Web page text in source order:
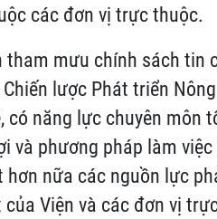
các đơn vị trực thuộc.
mưu chính sách tin
lược Phát triển
năng lực chuyên môn
và phương pháp làm việc
nữa các nguồn lực
Viện và các đơn vị